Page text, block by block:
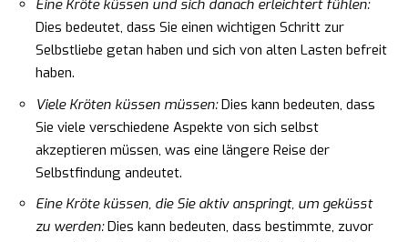
Eine Kröte küssen und sich danach erleichtert fühlen:
Dies bedeutet, dass Sie einen wichtigen Schritt zur
Selbstliebe getan haben und sich von alten Lasten befreit
haben.
Viele Kröten küssen müssen:Dies kann bedeuten, dass
Sie viele verschiedene Aspekte von sich selbst
akzeptieren müssen, was eine längere Reise der
Selbstfindung andeutet.
Eine Kröte küssen, die Sie aktiv anspringt, um geküsst
zu werden:Dies kann bedeuten, dass bestimmte, zuvor